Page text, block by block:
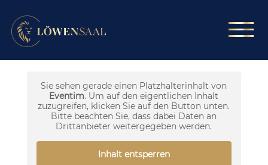
Sie sehen gerade einen Platzhalterinhalt von
Eventim. Um auf den eigentlichen Inhalt
zuzugreifen, klicken Sie auf den Button unten.
Bitte beachten Sie, dass dabei Daten an
Drittanbieter weitergegeben werden.
Inhalt entsperren